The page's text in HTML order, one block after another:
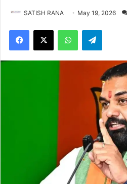
SATISH RANA May 19, 2026
Facebook
X WhatsAppTelegram